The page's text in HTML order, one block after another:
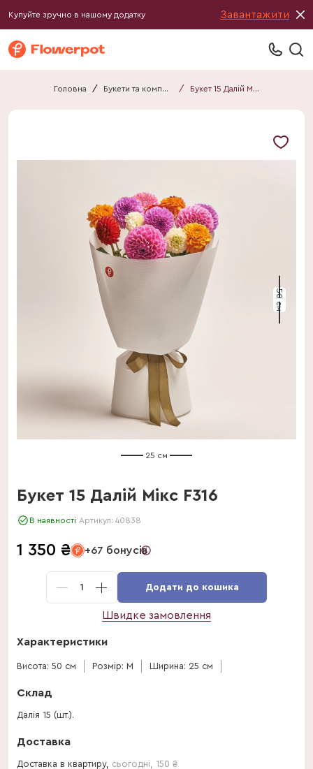
Купуйте зручно в нашому додатку Завантажити
Головна / Букети та композиції / Букет 15 Далій Мікс F316
50 см
25 см
Букет 15 Далій Мікс F316
В наявності Артикул: 40838
1 350 ₴ +67 бонусів
1 Додати до кошика
Швидке замовлення
Характеристики
Висота: 50 см Розмір: M Ширина: 25 см
Склад
Далія 15 (шт.).
Доставка
Доставка в квартиру, сьогодні 150 ₴